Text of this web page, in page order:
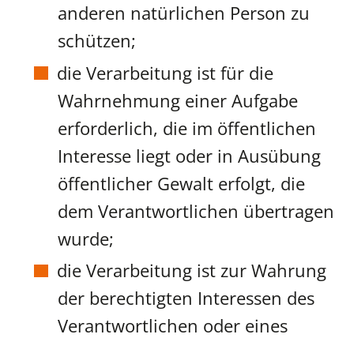
anderen natürlichen Person zu
schützen;
die Verarbeitung ist für die
Wahrnehmung einer Aufgabe
erforderlich, die im öffentlichen
Interesse liegt oder in Ausübung
öffentlicher Gewalt erfolgt, die
dem Verantwortlichen übertragen
wurde;
die Verarbeitung ist zur Wahrung
der berechtigten Interessen des
Verantwortlichen oder eines